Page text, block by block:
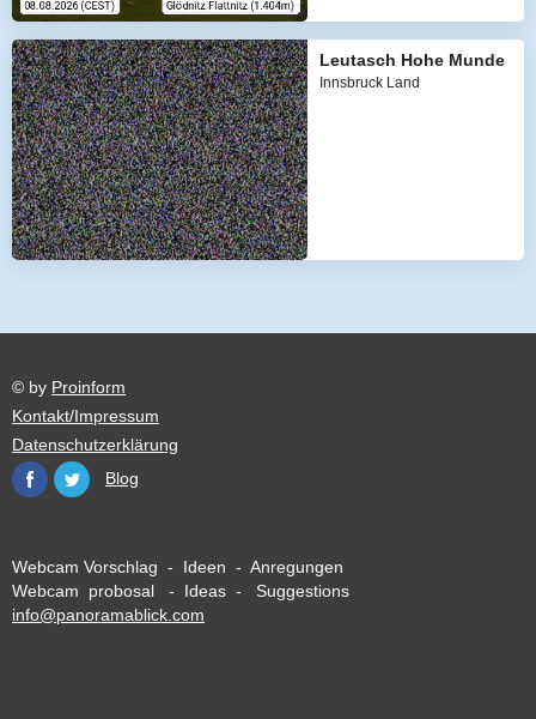
Leutasch Hohe Munde
Innsbruck Land
© by Proinform
Kontakt/Impressum
Datenschutzerklärung
Blog
Webcam Vorschlag - Ideen - Anregungen
Webcam probosal - Ideas - Suggestions
info@panoramablick.com